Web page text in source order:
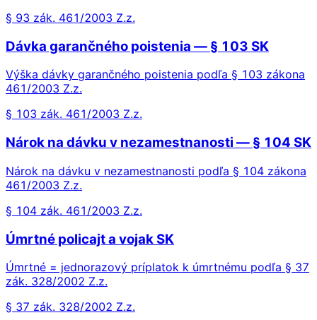
§ 93 zák. 461/2003 Z.z.
Dávka garančného poistenia — § 103 SK
Výška dávky garančného poistenia podľa § 103 zákona
461/2003 Z.z.
§ 103 zák. 461/2003 Z.z.
Nárok na dávku v nezamestnanosti — § 104 SK
Nárok na dávku v nezamestnanosti podľa § 104 zákona
461/2003 Z.z.
§ 104 zák. 461/2003 Z.z.
Úmrtné policajt a vojak SK
Úmrtné = jednorazový príplatok k úmrtnému podľa § 37
zák. 328/2002 Z.z.
§ 37 zák. 328/2002 Z.z.